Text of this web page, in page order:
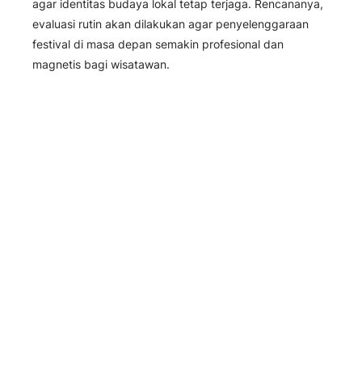
agar identitas budaya lokal tetap terjaga. Rencananya,
evaluasi rutin akan dilakukan agar penyelenggaraan
festival di masa depan semakin profesional dan
magnetis bagi wisatawan.